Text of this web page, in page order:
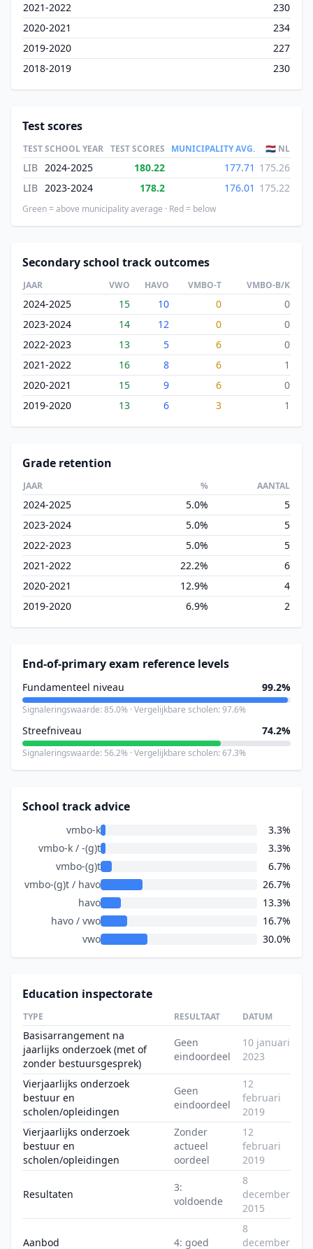
2021-2022
230
2020-2021
234
2019-2020
227
2018-2019
230
Test scores
TESTSCHOOL YEAR TEST SCORES MUNICIPALITY AVG. 🇳🇱 NL
LIB 2024-2025 180.22 177.71 175.26
LIB 2023-2024 178.2 176.01 175.22
Green = above municipality average · Red = below
Secondary school track outcomes
JAAR VWO HAVO VMBO-T VMBO-B/K
2024-2025 15 10 0
0
2023-2024
14 12 0
0
2022-2023
13 5 6
0
2021-2022
16 8 6
1
2020-2021
15 9 6
0
2019-2020
13 6 3 1
Grade retention
JAAR % AANTAL
2024-2025 5.0%
5
2023-2024
5.0%
5
2022-2023
5.0%
5
2021-2022
22.2%
6
2020-2021
12.9%
4
2019-2020
6.9% 2
End-of-primary exam reference levels
Fundamenteel niveau 99.2%
Signaleringswaarde: 85.0% · Vergelijkbare scholen: 97.6%
Streefniveau 74.2%
Signaleringswaarde: 56.2% · Vergelijkbare scholen: 67.3%
School track advice
vmbo-k
3.3%
vmbo-k / -(g)t
3.3%
vmbo-(g)t
6.7%
vmbo-(g)t / havo
26.7%
havo
13.3%
havo / vwo
16.7%
vwo
30.0%
Education inspectorate
TYPE RESULTAAT DATUM
Basisarrangement na
jaarlijks onderzoek (met of
zonder bestuursgesprek)
Geen
eindoordeel
10 januari
2023
Vierjaarlijks onderzoek
bestuur en
scholen/opleidingen
Geen
eindoordeel
12
februari
2019
Vierjaarlijks onderzoek
bestuur en
scholen/opleidingen
Zonder
actueel
oordeel
12
februari
2019
Resultaten
3:
voldoende
8
december
2015
Aanbod 4: goed
8
december